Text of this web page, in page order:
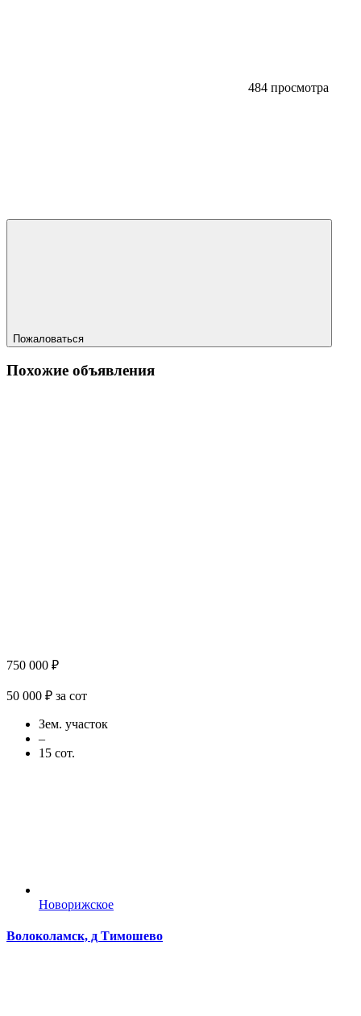
484 просмотра
Пожаловаться
Похожие объявления
750 000 ₽
50 000 ₽ за сот
Зем. участок
–
15 сот.
Новорижское
Волоколамск, д Тимошево